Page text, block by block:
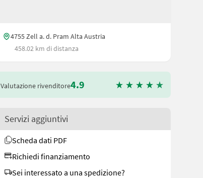
4755 Zell a. d. Pram Alta Austria
458.02 km di distanza
Valutazione rivenditore4.9
Servizi aggiuntivi
Scheda dati PDF
Richiedi finanziamento
Sei interessato a una spedizione?